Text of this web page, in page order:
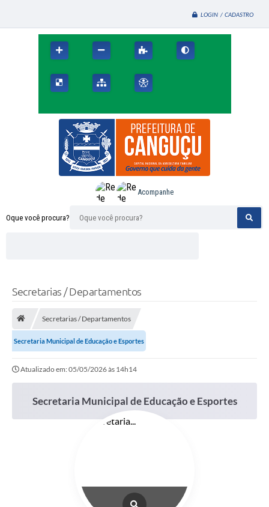
LOGIN / CADASTRO
Oque você procura?
Acompanhe
Secretarias / Departamentos
Secretarias / Departamentos
Secretaria Municipal de Educação e Esportes
Atualizado em: 05/05/2026 às 14h14
Secretaria Municipal de Educação e Esportes